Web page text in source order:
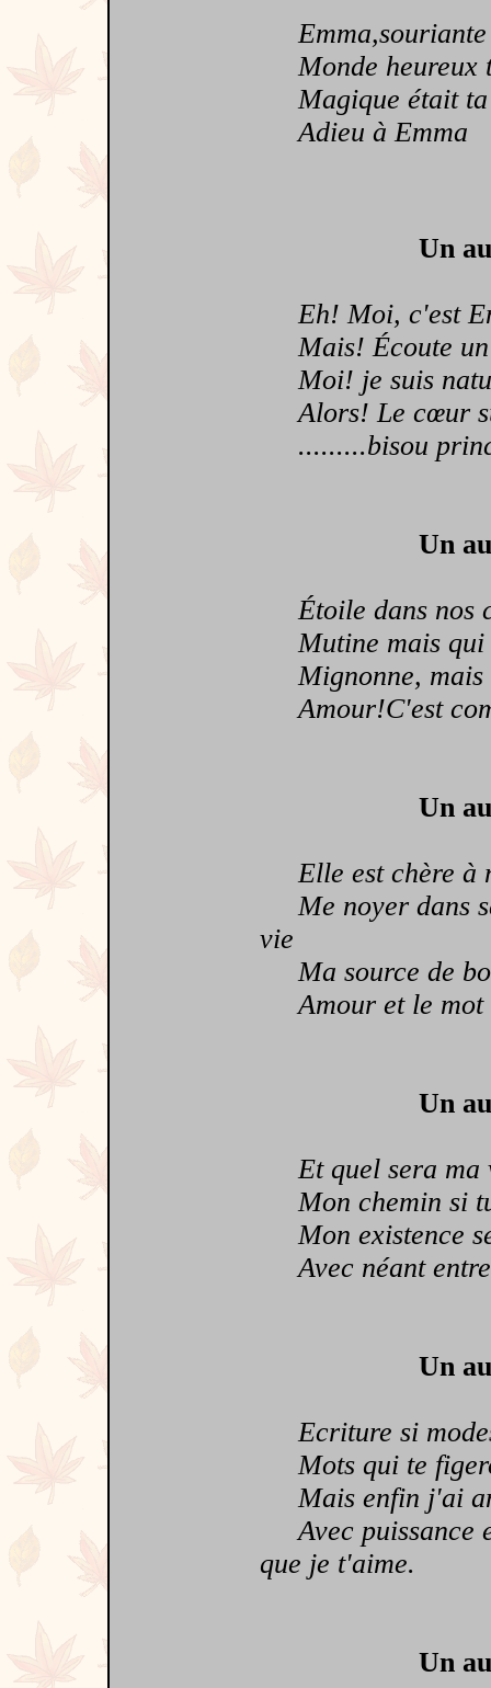
Emma,souriante
Monde heureux
Magique était ta
Adieu à Emma
Un
Eh! Moi, c'est
Mais! Écoute un
Moi! je suis
Alors! Le cœur
.........bisou
Un
Étoile dans nos
Mutine mais qui
Mignonne, mais
Amour!C'est
Un
Elle est chère à
Me noyer dans
vie
Ma source de
Amour et le mot
Un
Et quel sera ma
Mon chemin si
Mon existence
Avec néant
Un
Ecriture si
Mots qui te
Mais enfin j'ai
Avec puissance
que je t'aime.
Un